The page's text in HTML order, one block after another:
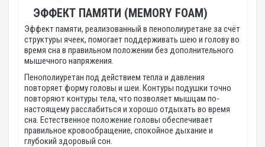
ЭФФЕКТ ПАМЯТИ (MEMORY FOAM)
Эффект памяти, реализованный в пенополиуретане за счёт
структуры ячеек, помогает поддерживать шею и голову во
время сна в правильном положении без дополнительного
мышечного напряжения.
Пенополиуретан под действием тепла и давления
повторяет форму головы и шеи. Контуры подушки точно
повторяют контуры тела, что позволяет мышцам по-
настоящему расслабиться и хорошо отдыхать во время
сна. Естественное положение головы обеспечивает
правильное кровообращение, спокойное дыхание и
глубокий здоровый сон.